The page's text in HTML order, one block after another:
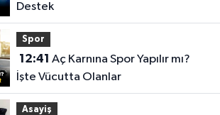
Destek
Spor
12:41
İşte Vücutta Olanlar
Asayiş